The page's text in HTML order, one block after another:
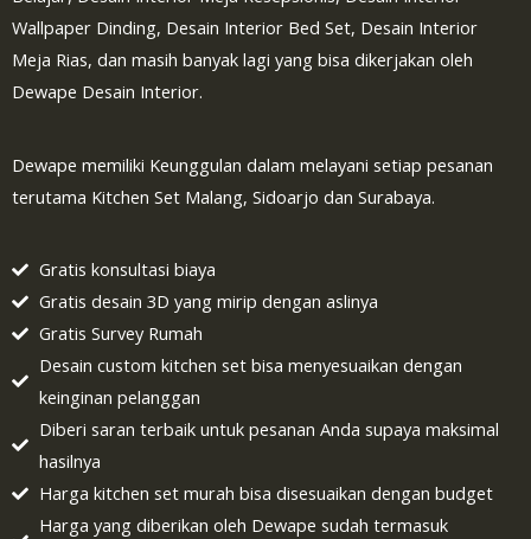
Wallpaper Dinding, Desain Interior Bed Set, Desain Interior
Meja Rias, dan masih banyak lagi yang bisa dikerjakan oleh
Dewape Desain Interior.
Dewape memiliki Keunggulan dalam melayani setiap pesanan
terutama Kitchen Set Malang, Sidoarjo dan Surabaya.
Gratis konsultasi biaya
Gratis desain 3D yang mirip dengan aslinya
Gratis Survey Rumah
Desain custom kitchen set bisa menyesuaikan dengan
keinginan pelanggan
Diberi saran terbaik untuk pesanan Anda supaya maksimal
hasilnya
Harga kitchen set murah bisa disesuaikan dengan budget
Harga yang diberikan oleh Dewape sudah termasuk